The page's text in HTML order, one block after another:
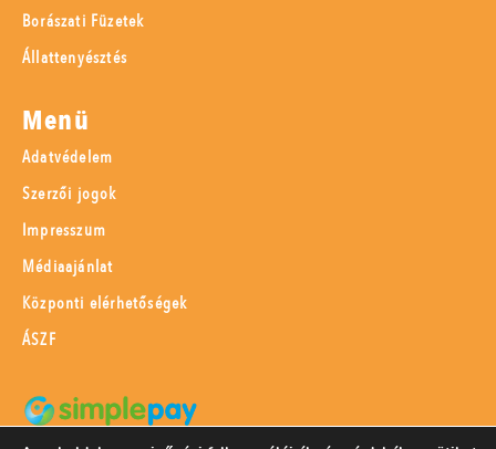
Borászati Füzetek
Állattenyésztés
Menü
Adatvédelem
Szerzői jogok
Impresszum
Médiaajánlat
Központi elérhetőségek
ÁSZF